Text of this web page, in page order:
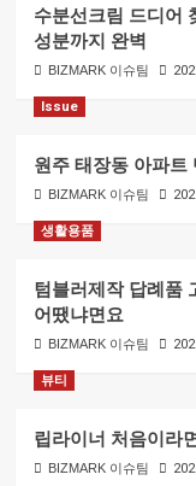
수분선크림 드디어
성분까지 완벽
BIZMARK 이슈팀
Issue
원주 태장동 아파트
BIZMARK 이슈팀
생활용품
텀블러제작 답례품
어땠냐면요
BIZMARK 이슈팀
뷰티
립라이너 처음이라
BIZMARK 이슈팀